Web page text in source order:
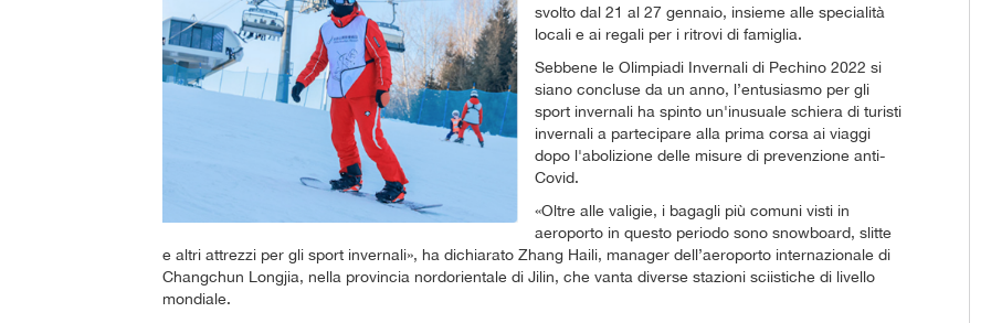
svolto dal 21 al 27 gennaio, insieme alle specialità
locali e ai regali per i ritrovi di famiglia.
Sebbene le Olimpiadi Invernali di Pechino 2022 si
siano concluse da un anno, l’entusiasmo per gli
sport invernali ha spinto un'inusuale schiera di turisti
invernali a partecipare alla prima corsa ai viaggi
dopo l'abolizione delle misure di prevenzione anti-
Covid.
«Oltre alle valigie, i bagagli più comuni visti in
aeroporto in questo periodo sono snowboard, slitte
e altri attrezzi per gli sport invernali», ha dichiarato Zhang Haili, manager dell’aeroporto internazionale di
Changchun Longjia, nella provincia nordorientale di Jilin, che vanta diverse stazioni sciistiche di livello
mondiale.